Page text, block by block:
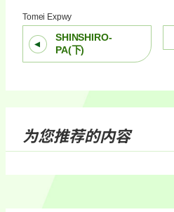
Tomei Expwy
SHINSHIRO-
PA(下)
为您推荐的内容